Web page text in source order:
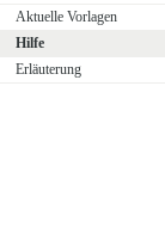
Aktuelle Vorlagen
Hilfe
Erläuterung